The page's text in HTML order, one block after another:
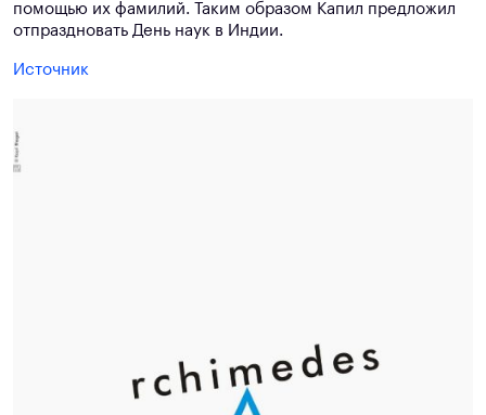
помощью их фамилий. Таким образом Капил предложил
отпраздновать День наук в Индии.
Источник